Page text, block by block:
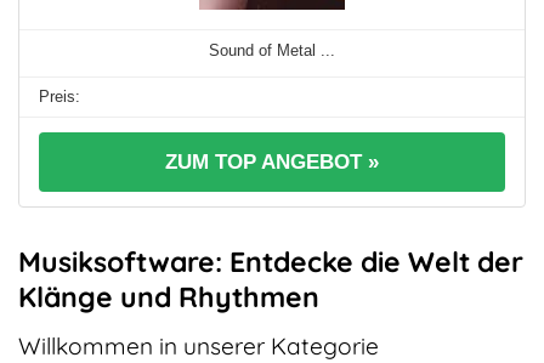
Sound of Metal ...
ZUM TOP ANGEBOT »
Musiksoftware: Entdecke die Welt der
Klänge und Rhythmen
Willkommen in unserer Kategorie